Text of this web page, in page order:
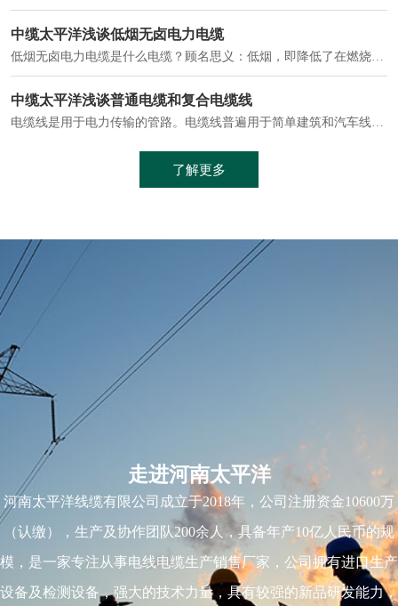
中缆太平洋浅谈低烟无卤电力电缆
低烟无卤电力电缆是什么电缆？顾名思义：低烟，即降低了在燃烧时有害物体的产生；卤素对于人体来说是一种有毒气体，无卤就是没有毒气体的释放，通常是针对电缆遇火灾时而言的。低烟无卤电力电缆又可以称之为环保电缆，低烟无卤电缆大多数用于医院和对环境卫生要求比较严格的地方。
中缆太平洋浅谈普通电缆和复合电缆线
电缆线是用于电力传输的管路。电缆线普遍用于简单建筑和汽车线材，作为能源输送缆线，电缆线的复杂结构勿庸置疑。根据目标功能，电缆线具有以下一些特点：建筑用和车用线材要求轻质、大批量生产、价格低廉、具有相当的电学和力学性能和长时间的耐老化性能；工业用线材必须具有符合客户要求的性能；
了解更多
走进河南太平洋
河南太平洋线缆有限公司成立于2018年，公司注册资金10600万
（认缴），生产及协作团队200余人，具备年产10亿人民币的规
模，是一家专注从事电线电缆生产销售厂家，公司拥有进口生产
设备及检测设备，强大的技术力量，具有较强的新品研发能力，